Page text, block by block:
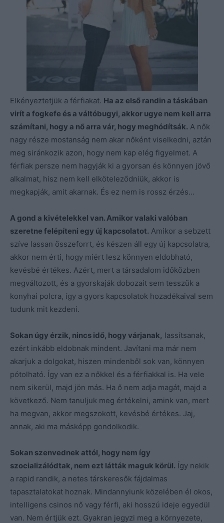
Elkényeztetjük a férfiakat. Ha az első randin a táskában
virít a fogkefe és a váltóbugyi, akkor ugye nem kell arra
számítani, hogy a nő arra vár, hogy meghódítsák. A nők
nagy része mostanság nem akar nőként viselkedni, aztán
meg siránkozik azon, hogy nem kap elég figyelmet. A
férfiak persze nem hagyják ki a gyorsan és könnyen jövő
alkalmat, hisz nem kell elköteleződniük, akkor is
megkapják, amit akarnak. És ez nem is rossz érzés…
A gond a kivételekkel van. Amikor valaki valóban
szeretne felépíteni egy új kapcsolatot. Amikor a sebzett
szíve lassan összeforrt, és készen áll egy új kapcsolatra,
akkor nem érti, hogy miért lesz könnyen eldobható,
kevésbé értékes. Azért, mert a társadalom időközben
megváltozott, és a gyorskaják dobozait sem tesszük a
konyhai polcra, így a gyors kapcsolatok hozadékaival sem
tudunk mit kezdeni.
Sokan úgy érzik, nincs idő, hogy várjanak, lassítsanak,
ezért inkább eldobnak mindent. Javítani ma már nem
akarjuk a dolgokat, hiszen mindenből sok van, könnyen
pótolható. Így van ez a nőkkel és a férfiakkal is. Ha vele
nem sikerül, majd jön más. Ha ő nem adja magát, majd a
következő. Nem tanuljuk meg értékelni, amink van, mert
ha megvan, akkor megszokott, kevésbé értékes. Jaj,
annak, aki ma másképp gondolkodik.
Sokan szenvednek attól, hogy nem így
szocializálódtak, nem ezt látták maguk körül. Így nekik
a rapid randik, a netes társkeresők fájdalmas
tapasztalatokat hoznak. Mindannyiunk közelében él okos,
intelligens csinos nő vagy férfi, aki hosszú ideje egyedül
van. Nem értjük ezt. Gyakran jegyzi meg a környezete,